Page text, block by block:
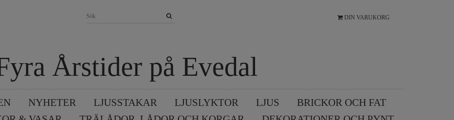
DIN VARUKORG
Årstider på Evedal
NYHETER LJUSSTAKAR LJUSLYKTOR LJUS
BRICKOR OCH FAT